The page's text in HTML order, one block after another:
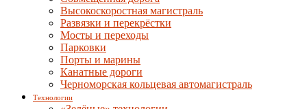
Высокоскоростная магистраль
Развязки и перекрёстки
Мосты и переходы
Парковки
Порты и марины
Канатные дороги
Черноморская кольцевая автомагистраль
Технологии